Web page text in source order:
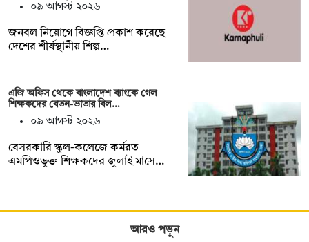
০৯ আগস্ট ২০২৬
জনবল নিয়োগে বিজ্ঞপ্তি প্রকাশ করেছে
দেশের শীর্ষস্থানীয় শিল্প…
এজি অফিস থেকে বাংলাদেশ ব্যাংকে গেল
শিক্ষকদের বেতন-ভাতার বিল…
০৯ আগস্ট ২০২৬
বেসরকারি স্কুল-কলেজে কর্মরত
এমপিওভুক্ত শিক্ষকদের জুলাই মাসে…
আরও পড়ুন